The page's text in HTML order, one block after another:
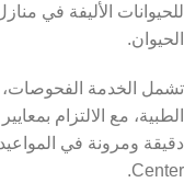
للحيوانات الأليفة في
الحيوان.
تشمل الخدمة الفحوصات،
الطبية، مع الالتزام
Center.